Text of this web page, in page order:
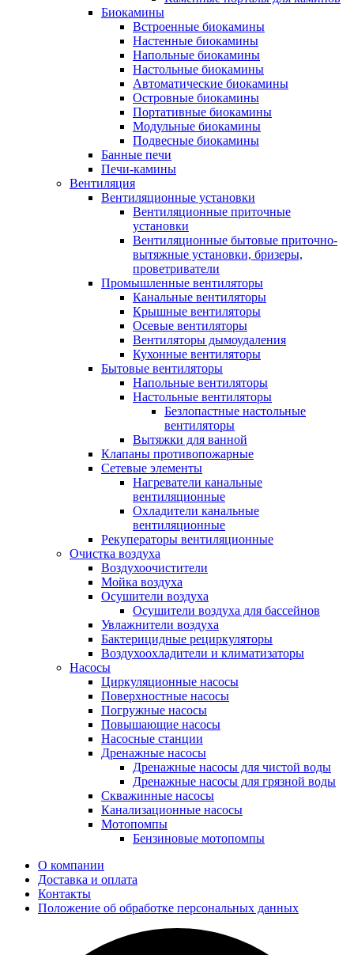
Биокамины
Встроенные биокамины
Настенные биокамины
Напольные биокамины
Настольные биокамины
Автоматические биокамины
Островные биокамины
Портативные биокамины
Модульные биокамины
Подвесные биокамины
Банные печи
Печи-камины
Вентиляция
Вентиляционные установки
Вентиляционные приточные
установки
Вентиляционные бытовые приточно-
вытяжные установки, бризеры,
проветриватели
Промышленные вентиляторы
Канальные вентиляторы
Крышные вентиляторы
Осевые вентиляторы
Вентиляторы дымоудаления
Кухонные вентиляторы
Бытовые вентиляторы
Напольные вентиляторы
Настольные вентиляторы
Безлопастные настольные
вентиляторы
Вытяжки для ванной
Клапаны противопожарные
Сетевые элементы
Нагреватели канальные
вентиляционные
Охладители канальные
вентиляционные
Рекуператоры вентиляционные
Очистка воздуха
Воздухоочистители
Мойка воздуха
Осушители воздуха
Осушители воздуха для бассейнов
Увлажнители воздуха
Бактерицидные рециркуляторы
Воздухоохладители и климатизаторы
Насосы
Циркуляционные насосы
Поверхностные насосы
Погружные насосы
Повышающие насосы
Насосные станции
Дренажные насосы
Дренажные насосы для чистой воды
Дренажные насосы для грязной воды
Скважинные насосы
Канализационные насосы
Мотопомпы
Бензиновые мотопомпы
О компании
Доставка и оплата
Контакты
Положение об обработке персональных данных